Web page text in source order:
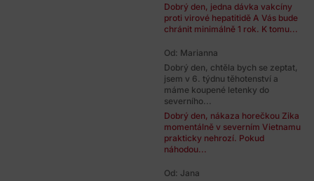
Dobrý den, jedna dávka vakcíny
proti virové hepatitidě A Vás bude
chránit minimálně 1 rok. K tomu...
Od: Marianna
Dobrý den, chtěla bych se zeptat,
jsem v 6. týdnu těhotenství a
máme koupené letenky do
severního...
Dobrý den, nákaza horečkou Zika
momentálně v severním Vietnamu
prakticky nehrozí. Pokud
náhodou...
Od: Jana